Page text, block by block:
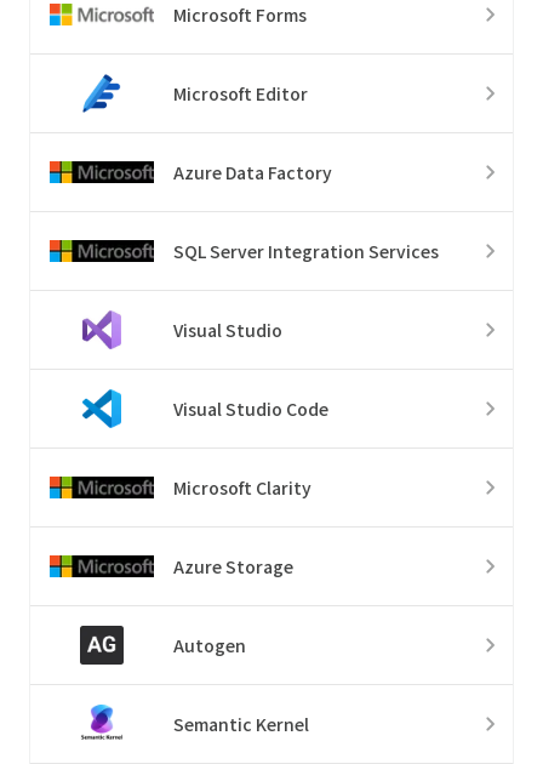
Microsoft Forms
Microsoft Editor
Azure Data Factory
SQL Server Integration Services
Visual Studio
Visual Studio Code
Microsoft Clarity
Azure Storage
Autogen
Semantic Kernel